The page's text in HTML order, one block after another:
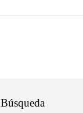
Búsqueda